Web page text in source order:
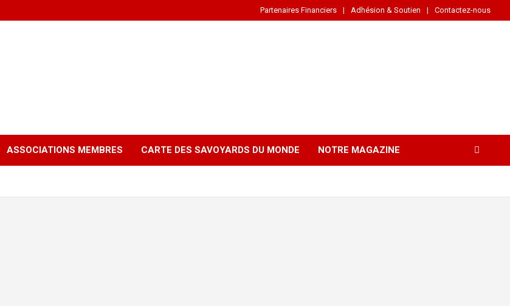
Partenaires Financiers Adhésion & Soutien Contactez-nous
ASSOCIATIONS MEMBRES CARTE DES SAVOYARDS DU MONDE NOTRE MAGAZINE